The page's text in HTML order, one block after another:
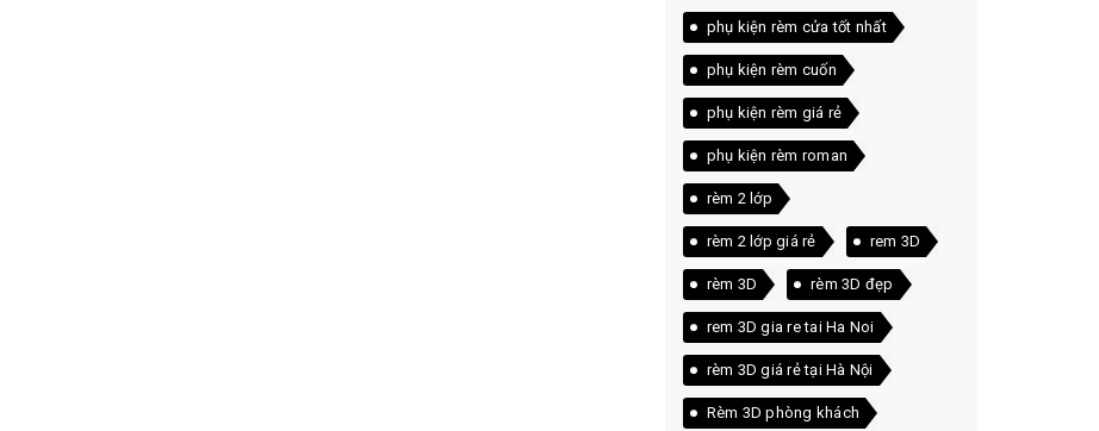
phụ kiện rèm cửa tốt nhất
phụ kiện rèm cuốn
phụ kiện rèm giá rẻ
phụ kiện rèm roman
rèm 2 lớp
rèm 2 lớp giá rẻ rem 3D
rèm 3D rèm 3D đẹp
rem 3D gia re tai Ha Noi
rèm 3D giá rẻ tại Hà Nội
Rèm 3D phòng khách